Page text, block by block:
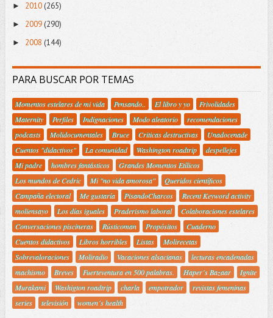
► 2010 (265)
► 2009(290)
► 2008 (144)
PARA BUSCAR POR TEMAS
Momentos estelares de mi vida Pensando.. El libro y yo
Frivolidades
Maternity
Perfiles Indignaciones Modo aleatorio
recomendaciones
podcasts
Molidocumentales Bruce Criticas destructivas
Unadocenade
Cuentos "didactivos"
La comunidad Washington roadtrip
despellejes
Mi padre
hombres fantásticos
Grandes Momentos Etílicos
Los mundos de Cedric
Mi "no vida amorosa"
Queridos científicos
Campaña electoral
Me gustaría PisandoCharcos
Recent Keyword activity
moliensayo
Los días iguales Praderismo laboral
Colaboraciones estelares
Conversaciones piscineras
Rústicoman Propósitos
Cuaderno
Cuentos didactivos
Libros horribles Listas
Molirecetas
Sobrevaloraciones
Moliradio Vacaciones alsacianas
lecturas encadenadas
machismo
Breves Fuerteventura en 500 palabras. Haper´s Bazaar
Ignite
Murakami
Washigton roadtrip charla empotrador
revistas femeninas
series
televisión women´s health